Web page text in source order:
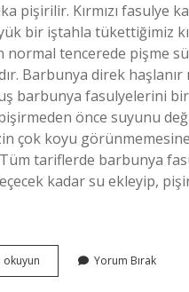
pişirilir. Kırmızı fasulye
bir iştahla tükettiğimiz
normal tencerede pişme
Barbunya direk haşlanır
barbunya fasulyelerini
önce suyunu
çok koyu görünmemesine
tariflerde barbunya
kadar su ekleyip,
okuyun
Barbunya
Yorum Bırak